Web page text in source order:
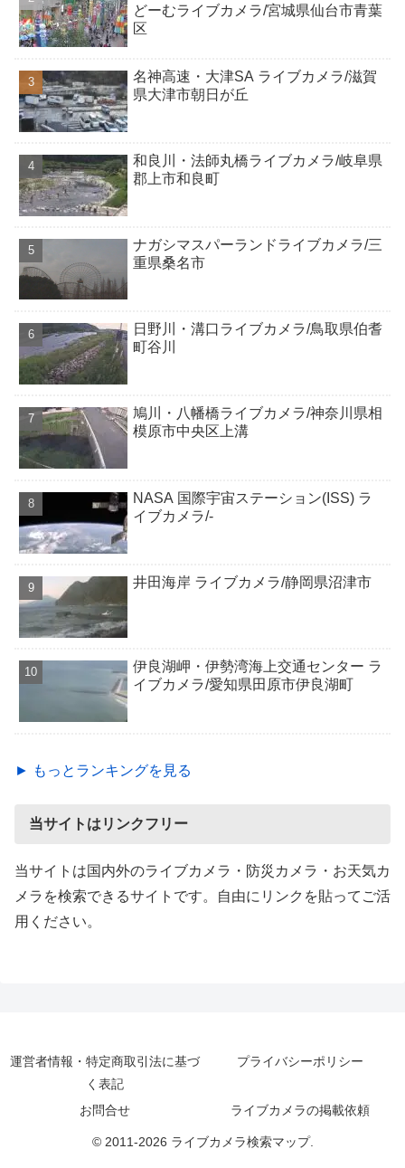
どーむライブカメラ/宮城県仙台市青葉
区
名神高速・大津SA ライブカメラ/滋賀
県大津市朝日が丘
和良川・法師丸橋ライブカメラ/岐阜県
郡上市和良町
ナガシマスパーランドライブカメラ/三
重県桑名市
日野川・溝口ライブカメラ/鳥取県伯耆
町谷川
鳩川・八幡橋ライブカメラ/神奈川県相
模原市中央区上溝
NASA 国際宇宙ステーション(ISS) ラ
イブカメラ/-
井田海岸 ライブカメラ/静岡県沼津市
伊良湖岬・伊勢湾海上交通センター ラ
イブカメラ/愛知県田原市伊良湖町
► もっとランキングを見る
当サイトはリンクフリー
当サイトは国内外のライブカメラ・防災カメラ・お天気カ
メラを検索できるサイトです。自由にリンクを貼ってご活
用ください。
運営者情報・特定商取引法に基づ
く表記
プライバシーポリシー
お問合せ ライブカメラの掲載依頼
© 2011-2026 ライブカメラ検索マップ.